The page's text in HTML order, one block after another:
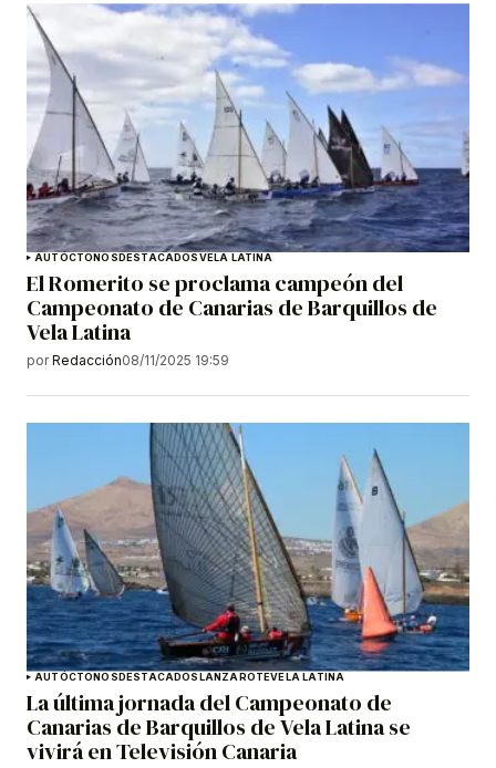
AUTÓCTONOSDESTACADOSVELA LATINA
El Romerito se proclama campeón del
Campeonato de Canarias de Barquillos de
Vela Latina
por Redacción08/11/2025 19:59
AUTÓCTONOSDESTACADOSLANZAROTEVELA LATINA
La última jornada del Campeonato de
Canarias de Barquillos de Vela Latina se
vivirá en Televisión Canaria